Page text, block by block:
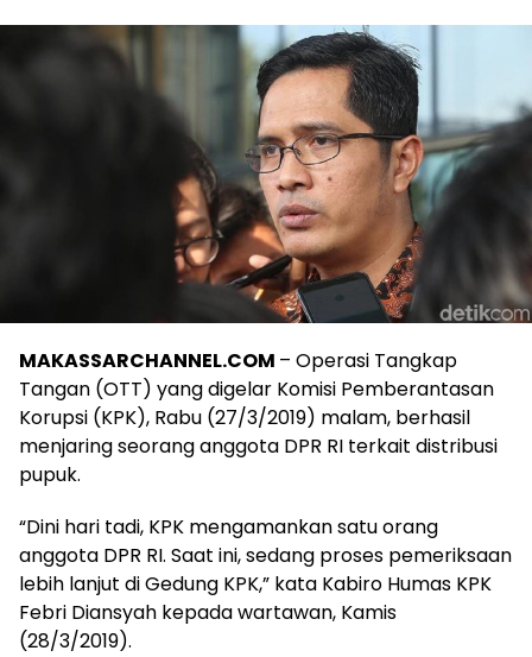
MAKASSARCHANNEL.COM – Operasi Tangkap
Tangan (OTT) yang digelar Komisi Pemberantasan
Korupsi (KPK), Rabu (27/3/2019) malam, berhasil
menjaring seorang anggota DPR RI terkait distribusi
pupuk.
“Dini hari tadi, KPK mengamankan satu orang
anggota DPR RI. Saat ini, sedang proses pemeriksaan
lebih lanjut di Gedung KPK,” kata Kabiro Humas KPK
Febri Diansyah kepada wartawan, Kamis
(28/3/2019).